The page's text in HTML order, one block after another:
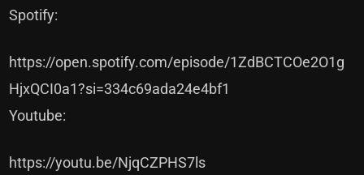
Spotify:
https://open.spotify.com/episode/1ZdBCTCOe2O1g
HjxQCI0a1?si=334c69ada24e4bf1
Youtube:
https://youtu.be/NjqCZPHS7ls